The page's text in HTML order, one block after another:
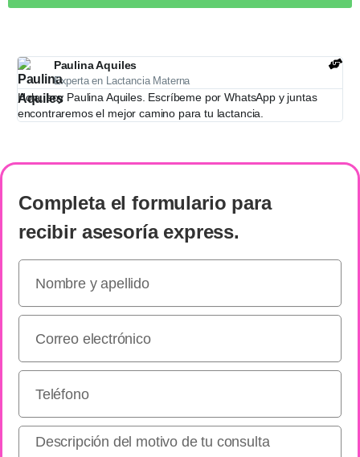
Paulina Aquiles
Experta en Lactancia Materna
Hola, soy Paulina Aquiles. Escríbeme por WhatsApp y juntas
encontraremos el mejor camino para tu lactancia.
Completa el formulario para
recibir asesoría express.